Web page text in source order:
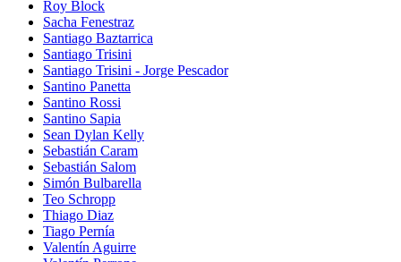
Roy Block
Sacha Fenestraz
Santiago Baztarrica
Santiago Trisini
Santiago Trisini - Jorge Pescador
Santino Panetta
Santino Rossi
Santino Sapia
Sean Dylan Kelly
Sebastián Caram
Sebastián Salom
Simón Bulbarella
Teo Schropp
Thiago Diaz
Tiago Pernía
Valentín Aguirre